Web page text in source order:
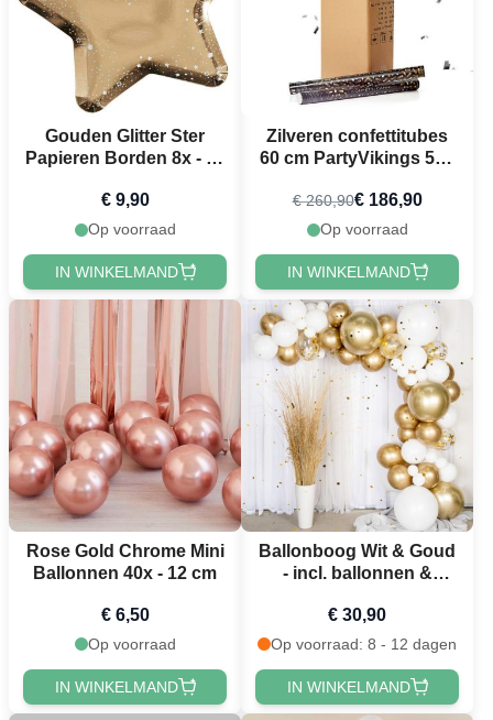
Gouden Glitter Ster
Papieren Borden 8x - 26
€ 9,90
Op voorraad
IN WINKELMAND
Zilveren confettitubes
60 cm PartyVikings 50x
€ 260,90€ 186,90
Op voorraad
IN WINKELMAND
Rose Gold Chrome Mini
Ballonnen 40x - 12 cm
€ 6,50
Op voorraad
IN WINKELMAND
Ballonboog Wit & Goud
- incl. ballonnen &
€ 30,90
Op voorraad: 8 - 12 dagen
IN WINKELMAND